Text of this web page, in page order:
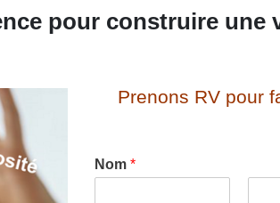
pour construire une
Prenons RV pour
Nom *